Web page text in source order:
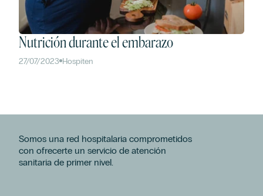
Nutrición durante el embarazo
27/07/2023 Hospiten
Somos una red hospitalaria comprometidos
con ofrecerte un servicio de atención
sanitaria de primer nivel.